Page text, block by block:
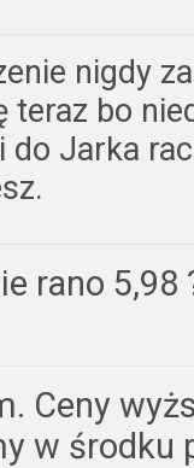
nigdy
teraz bo
do Jarka
rano 5,98
Ceny
w środku